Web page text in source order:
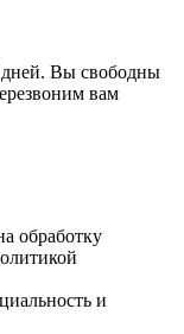
дней. Вы свободны
вам
обработку
и